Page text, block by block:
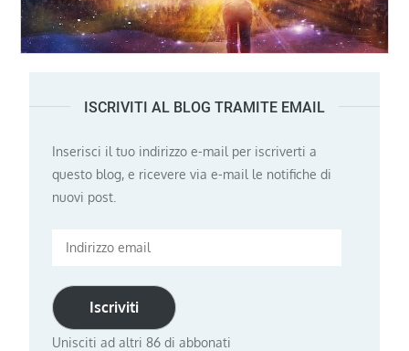
ISCRIVITI AL BLOG TRAMITE EMAIL
Inserisci il tuo indirizzo e-mail per iscriverti a
questo blog, e ricevere via e-mail le notifiche di
nuovi post.
Indirizzo
Iscriviti
Unisciti ad altri 86 di abbonati